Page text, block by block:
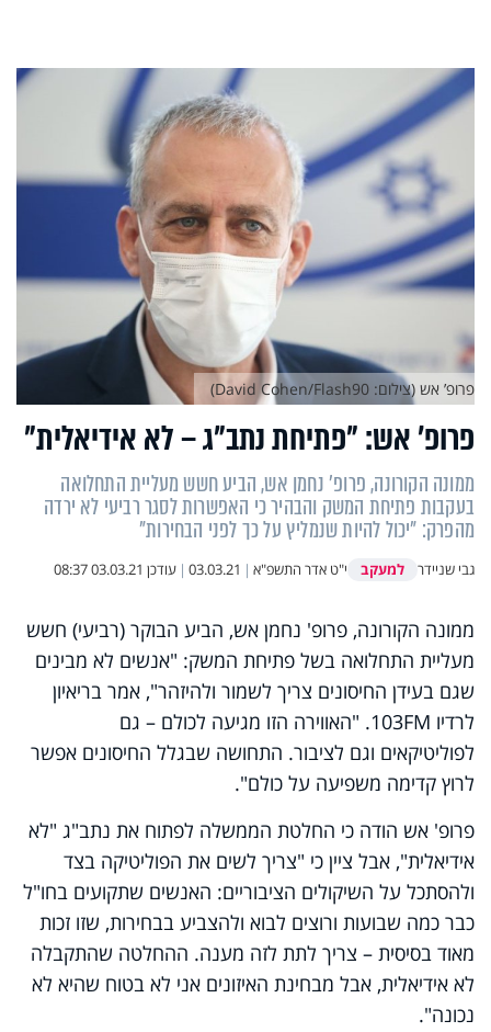
פרופ’ אש: "פתיחת נתב"ג – לא אידיאלית"
ממונה הקורונה, פרופ' נחמן אש, הביע חשש מעליית התחלואה
בעקבות פתיחת המשק והבהיר כי האפשרות לסגר רביעי לא ירדה
מהפרק: "יכול להיות שנמליץ על כך לפני הבחירות"
גבי שניידר למעקב י"ט אדר התשפ"א |
03.03.21
| עודכן 03.03.21 08:37
פרופ’ אש (צילום: David Cohen/Flash90)
ממונה הקורונה, פרופ' נחמן אש, הביע הבוקר (רביעי) חשש
מעליית התחלואה בשל פתיחת המשק: "אנשים לא מבינים
שגם בעידן החיסונים צריך לשמור ולהיזהר", אמר בריאיון
לרדיו 103FM. "האווירה הזו מגיעה לכולם – גם
לפוליטיקאים וגם לציבור. התחושה שבגלל החיסונים אפשר
לרוץ קדימה משפיעה על כולם".
פרופ' אש הודה כי החלטת הממשלה לפתוח את נתב"ג "לא
אידיאלית", אבל ציין כי "צריך לשים את הפוליטיקה בצד
ולהסתכל על השיקולים הציבוריים: האנשים שתקועים בחו"ל
כבר כמה שבועות ורוצים לבוא ולהצביע בבחירות, שזו זכות
מאוד בסיסית – צריך לתת לזה מענה. ההחלטה שהתקבלה
לא אידיאלית, אבל מבחינת האיזונים אני לא בטוח שהיא לא
נכונה".